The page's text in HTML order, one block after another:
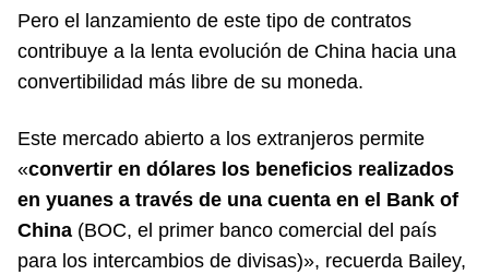
Pero el lanzamiento de este tipo de contratos
contribuye a la lenta evolución de China hacia una
convertibilidad más libre de su moneda.
Este mercado abierto a los extranjeros permite
«convertir en dólares los beneficios realizados
en yuanes a través de una cuenta en el Bank of
China (BOC, el primer banco comercial del país
para los intercambios de divisas)», recuerda Bailey,